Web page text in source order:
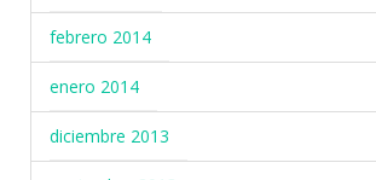
febrero 2014
enero 2014
diciembre 2013